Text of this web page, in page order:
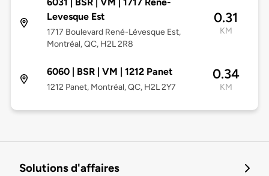
Levesque Est
1717 Boulevard René-Lévesque Est,
Montréal, QC, H2L 2R8
0.31
KM
6060 | BSR | VM | 1212 Panet
1212 Panet, Montréal, QC, H2L 2Y7
0.34
KM
Solutions d'affaires